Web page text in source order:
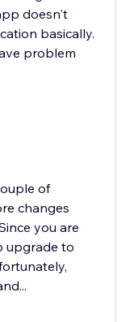
doesn't
basically.
problem
of
changes
you are
upgrade to